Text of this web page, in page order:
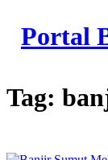
content
Portal
Tag: